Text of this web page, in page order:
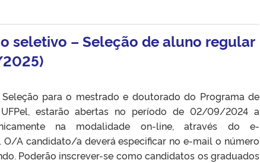
seletivo – Seleção de aluno regular
Seleção para o mestrado e doutorado do Programa de
estarão abertas no período de 02/09/2024 a
na modalidade on-line, através do e-
O/A candidato/a deverá especificar no e-mail o número
Poderão inscrever-se como candidatos os graduados